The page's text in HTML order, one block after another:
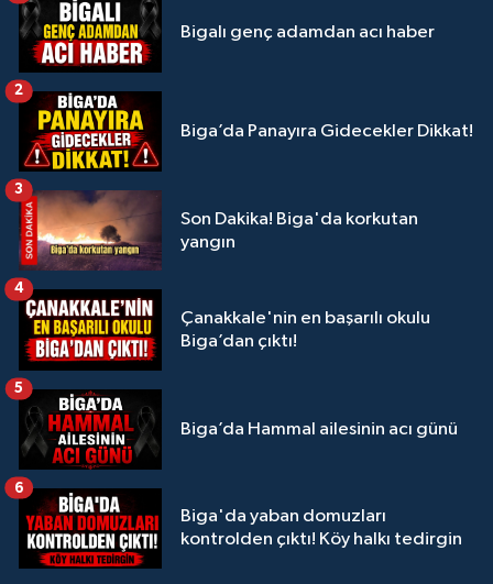
Bigalı genç adamdan acı haber
Biga’da Panayıra Gidecekler Dikkat!
2
Son Dakika! Biga'da korkutan
yangın
3
Çanakkale'nin en başarılı okulu
Biga’dan çıktı!
4
Biga’da Hammal ailesinin acı günü
5
Biga'da yaban domuzları
kontrolden çıktı! Köy halkı tedirgin
6